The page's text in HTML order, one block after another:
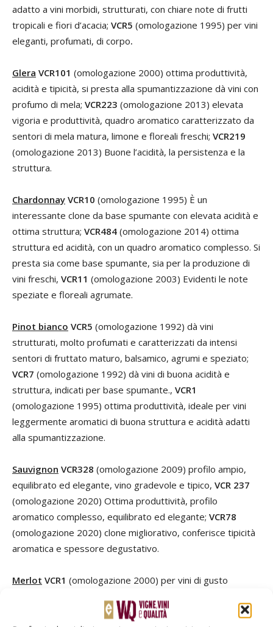
adatto a vini morbidi, strutturati, con chiare note di frutti
tropicali e fiori d’acacia; VCR5 (omologazione 1995) per vini
eleganti, profumati, di corpo.
Glera VCR101 (omologazione 2000) ottima produttività,
acidità e tipicità, si presta alla spumantizzazione dà vini con
profumo di mela; VCR223 (omologazione 2013) elevata
vigoria e produttività, quadro aromatico caratterizzato da
sentori di mela matura, limone e floreali freschi; VCR219
(omologazione 2013) Buone l’acidità, la persistenza e la
struttura.
Chardonnay VCR10 (omologazione 1995) È un
interessante clone da base spumante con elevata acidità e
ottima struttura; VCR484 (omologazione 2014) ottima
struttura ed acidità, con un quadro aromatico complesso. Si
presta sia come base spumante, sia per la produzione di
vini freschi, VCR11 (omologazione 2003) Evidenti le note
speziate e floreali agrumate.
Pinot bianco VCR5 (omologazione 1992) dà vini
strutturati, molto profumati e caratterizzati da intensi
sentori di fruttato maturo, balsamico, agrumi e speziato;
VCR7 (omologazione 1992) dà vini di buona acidità e
struttura, indicati per base spumante., VCR1
(omologazione 1995) ottima produttività, ideale per vini
leggermente aromatici di buona struttura e acidità adatti
alla spumantizzazione.
Sauvignon VCR328 (omologazione 2009) profilo ampio,
equilibrato ed elegante, vino gradevole e tipico, VCR 237
(omologazione 2020) Ottima produttività, profilo
aromatico complesso, equilibrato ed elegante; VCR78
(omologazione 2020) clone migliorativo, conferisce tipicità
aromatica e spessore degustativo.
Merlot VCR1 (omologazione 2000) per vini di gusto
(omologazione 2007) per vini di buona struttura, ricchi di